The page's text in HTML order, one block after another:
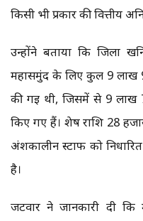
किसी भी प्रकार की वित्तीय
उन्होंने बताया कि जिला
महासमुंद के लिए कुल 9 लाख
की गई थी, जिसमें से 9 लाख
किए गए हैं। शेष राशि 28
अंशकालीन स्टाफ को
है।
जटवार ने जानकारी दी